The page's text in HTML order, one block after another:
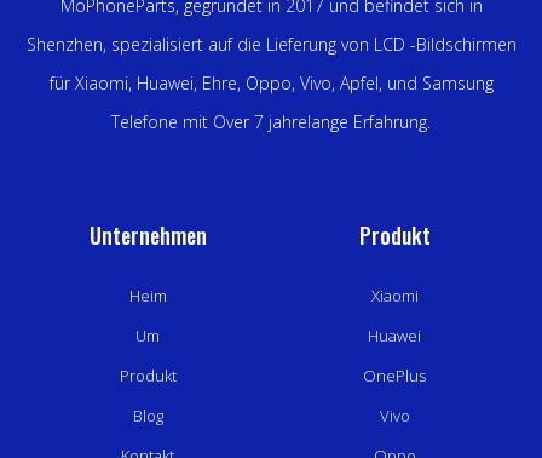
MoPhoneParts, gegründet in 2017 und befindet sich in
Shenzhen, spezialisiert auf die Lieferung von LCD -Bildschirmen
für Xiaomi, Huawei, Ehre, Oppo, Vivo, Apfel, und Samsung
Telefone mit Over 7 jahrelange Erfahrung.
Unternehmen
Heim
Um
Produkt
Blog
Produkt
Xiaomi
Huawei
OnePlus
Vivo